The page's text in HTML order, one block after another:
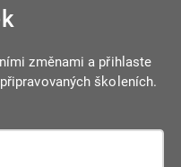
změnami a přihlaste
školeních.